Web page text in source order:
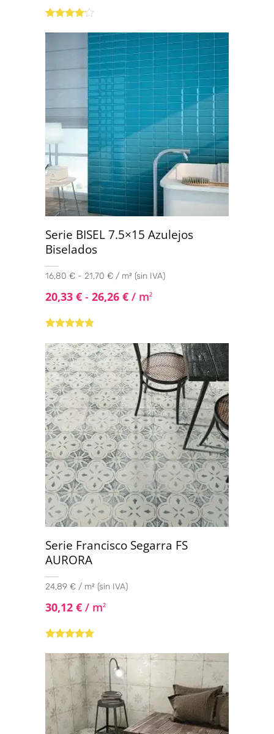
con
Serie BISEL 7.5×15 Azulejos
Biselados
16,80 € - 21,70 € / m² (sin IVA)
20,33 € - 26,26 € / m2
con4.67de
5
Serie Francisco Segarra FS
AURORA
24,89 € / m² (sin IVA)
30,12 € / m2
5.00de 5